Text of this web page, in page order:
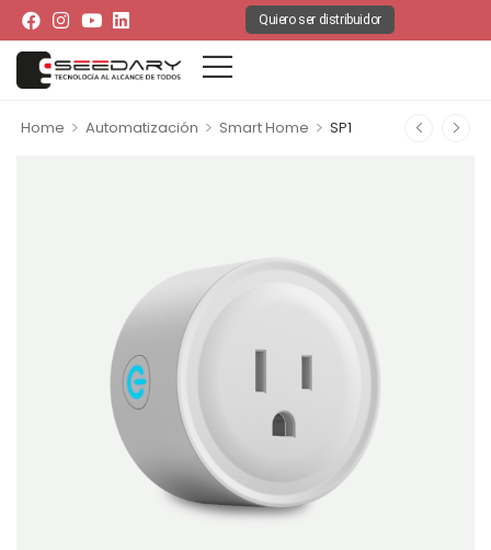
Quiero ser distribuidor
Home > Automatización > Smart Home > SP1